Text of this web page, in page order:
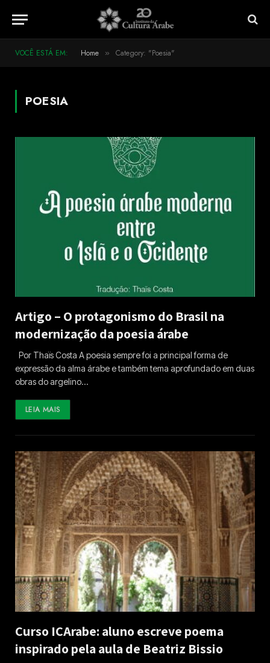
VOCÊ ESTÁ EM: Home » Category: "Poesia"
POESIA
Artigo – O protagonismo do Brasil na
modernização da poesia árabe
Por Thaïs Costa A poesia sempre foi a principal forma de
expressão da alma árabe e também tema aprofundado em duas
obras do argelino…
LEIA MAIS
Curso ICArabe: aluno escreve poema
inspirado pela aula de Beatriz Bissio